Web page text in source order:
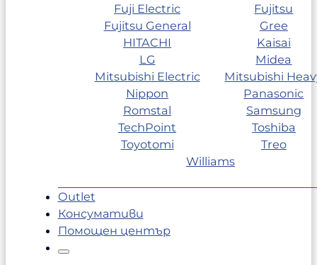
Fuji Electric
Fujitsu
Fujitsu General
Gree
HITACHI
Kaisai
LG
Midea
Mitsubishi Electric
Mitsubishi
Nippon
Panasonic
Romstal
Samsung
TechPoint
Toshiba
Toyotomi
Treo
Williams
Outlet
Консумативи
Помощен център